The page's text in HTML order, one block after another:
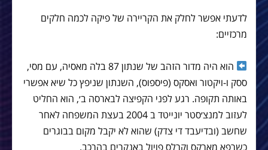
לדעתי אפשר לחלק את הקריירה של פיקה לכמה חלקים
מרכזיים:
הוא היה מדור הזהב של שנתון 87 בלה מאסיה, עם מסי,
ססק ו-ויקטור ואסקס (פיספוס), השנתון שניפץ כל שיא אפשרי
באותה תקופה. רגע לפני הקפיצה לבארסה ב׳, הוא החליט
לעזוב למנצ׳סטר יונייטד ב 2004 בעצת המשפחה לאחר
שחשב (ובדיעבד די צדק) שהוא לא יקבל מקום בבוגרים
כשרפא מארקס וקרלס פויול באנקרים בהרכב.